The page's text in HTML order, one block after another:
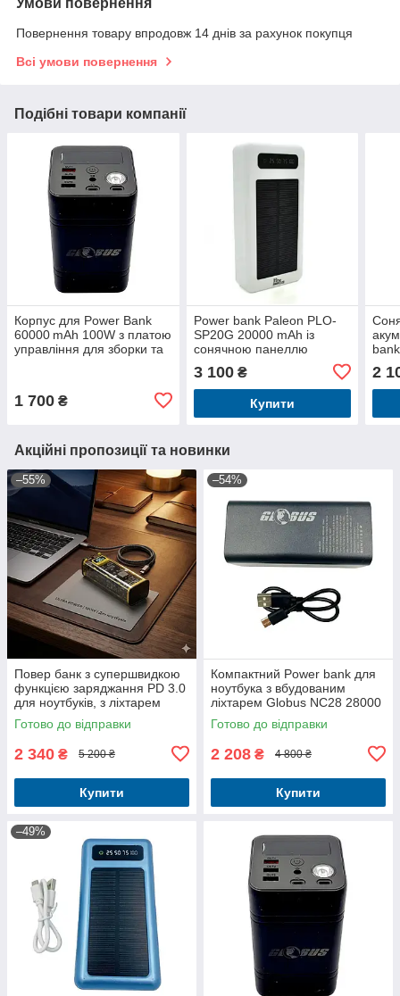
Умови повернення
Повернення товару впродовж 14 днів за рахунок покупця
Всі умови повернення
Подібні товари компанії
Корпус для Power Bank
60000 mAh 100W з платою
управління для зборки та
1 700 ₴
Power bank Paleon PLO-
SP20G 20000 mAh із
сонячною панеллю
3 100₴
Купити
2
Акційні пропозиції та новинки
–55%
Повер банк з супершвидкою
функцією заряджання PD 3.0
для ноутбуків, з ліхтарем
Globus NB28 28000Mah
100W
Готово до відправки
2 340 ₴ 5 200 ₴
Купити
–54%
Компактний Power bank для
ноутбука з вбудованим
ліхтарем Globus NC28 28000
mAh з технологією Power
Delivery
Готово до відправки
2 208 ₴ 4 800 ₴
Купити
–49%